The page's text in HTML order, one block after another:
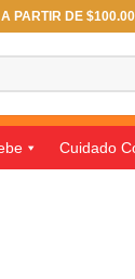
PARTIR DE
Cuidado